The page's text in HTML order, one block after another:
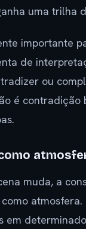
uma trilha
importante
de
ou
é contradição
muda, a
em